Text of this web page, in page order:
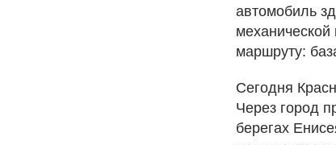
автомобиль
маршруту:
Сегодня
Через город
берегах